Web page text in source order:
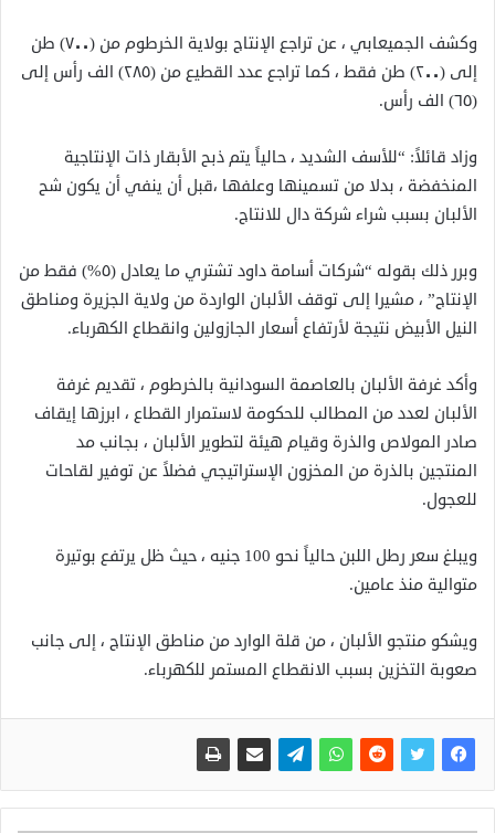
وكشف الجميعابي ، عن تراجع الإنتاج بولاية الخرطوم من (٧٠٠) طن
إلى (٢٠٠) طن فقط ، كما تراجع عدد القطيع من (٢٨٥) الف رأس إلى
(٦٥) الف رأس.
وزاد قائلاً: “للأسف الشديد ، حالياً يتم ذبح الأبقار ذات الإنتاجية
المنخفضة ، بدلا من تسمينها وعلفها ،قبل أن ينفي أن يكون شح
الألبان بسبب شراء شركة دال للانتاج.
وبرر ذلك بقوله “شركات أسامة داود تشتري ما يعادل (٥%) فقط من
الإنتاج” ، مشيرا إلى توقف الألبان الواردة من ولاية الجزيرة ومناطق
النيل الأبيض نتيجة لأرتفاع أسعار الجازولين وانقطاع الكهرباء.
وأكد غرفة الألبان بالعاصمة السودانية بالخرطوم ، تقديم غرفة
الألبان لعدد من المطالب للحكومة لاستمرار القطاع ، ابرزها إيقاف
صادر المولاص والذرة وقيام هيئة لتطوير الألبان ، بجانب مد
المنتجين بالذرة من المخزون الإستراتيجي فضلاً عن توفير لقاحات
للعجول.
ويبلغ سعر رطل اللبن حالياً نحو 100 جنيه ، حيث ظل يرتفع بوتيرة
متوالية منذ عامين.
ويشكو منتجو الألبان ، من قلة الوارد من مناطق الإنتاج ، إلى جانب
صعوبة التخزين بسبب الانقطاع المستمر للكهرباء.